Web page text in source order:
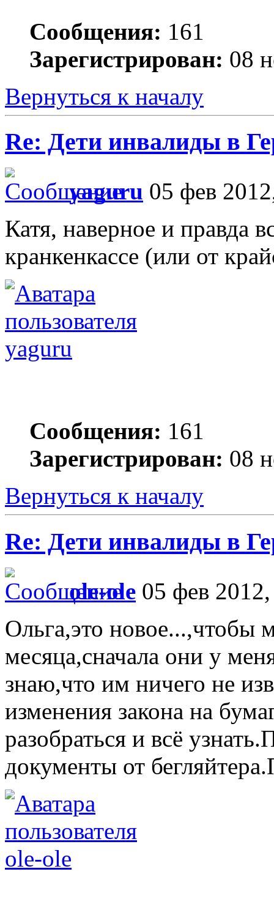
Сообщения: 161
Зарегистрирован: 08
Вернуться к началу
Re: Дети инвалиды в
yaguru 05 фев
Катя, наверное и правда
кранкенкассе (или от
yaguru
Сообщения: 161
Зарегистрирован: 08
Вернуться к началу
Re: Дети инвалиды в
ole-ole 05 фев
Ольга,это новое...,чтобы
месяца,сначала они у
знаю,что им ничего не
изменения закона на
разобраться и всё
документы от
ole-ole